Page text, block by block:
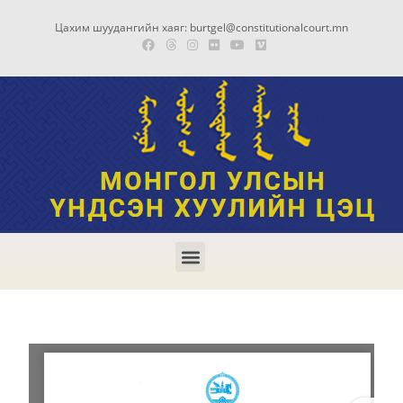
Цахим шуудангийн хаяг: burtgel@constitutionalcourt.mn